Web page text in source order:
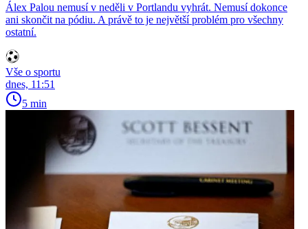
Álex Palou nemusí v neděli v Portlandu vyhrát. Nemusí dokonce
ani skončit na pódiu. A právě to je největší problém pro všechny
ostatní.
Vše o sportu
dnes, 11:51
5 min